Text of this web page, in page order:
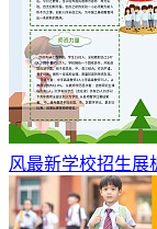
风最新学校招生展